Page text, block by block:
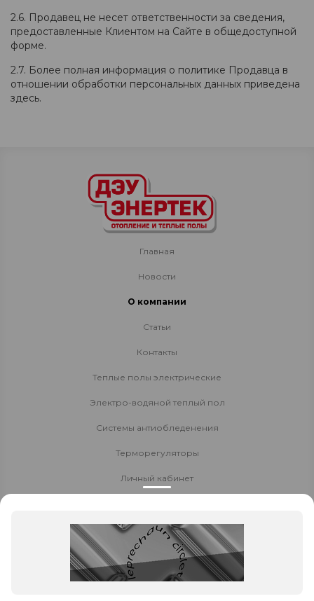
2.6. Продавец не несет ответственности за сведения,
предоставленные Клиентом на Сайте в общедоступной
форме.
2.7. Более полная информация о политике Продавца в
отношении обработки персональных данных приведена
здесь.
Главная
Новости
О компании
Статьи
Контакты
Теплые полы электрические
Электро-водяной теплый пол
Системы антиобледенения
Терморегуляторы
Личный кабинет
Стать партнёром
Политика конфиденциальности
Контакты